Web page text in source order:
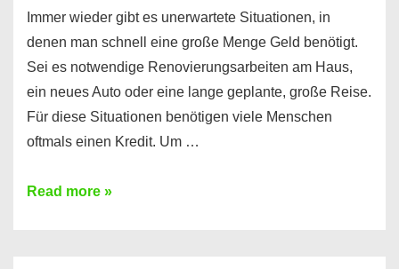
Immer wieder gibt es unerwartete Situationen, in
denen man schnell eine große Menge Geld benötigt.
Sei es notwendige Renovierungsarbeiten am Haus,
ein neues Auto oder eine lange geplante, große Reise.
Für diese Situationen benötigen viele Menschen
oftmals einen Kredit. Um …
Brauchen
Read more »